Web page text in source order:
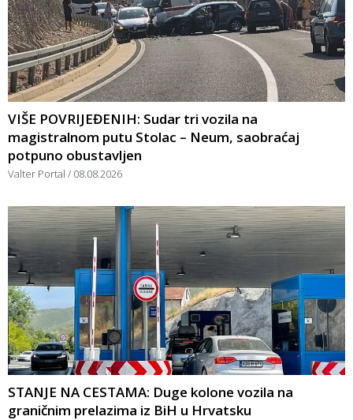
VIŠE POVRIJEĐENIH: Sudar tri vozila na
magistralnom putu Stolac – Neum, saobraćaj
potpuno obustavljen
Valter Portal 08.08.2026
STANJE NA CESTAMA: Duge kolone vozila na
graničnim prelazima iz BiH u Hrvatsku